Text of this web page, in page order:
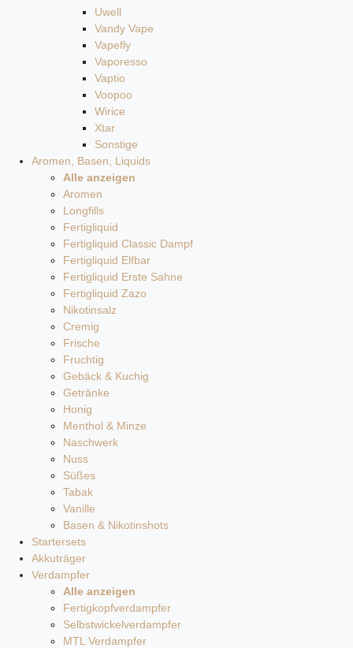
Uwell
Vandy Vape
Vapefly
Vaporesso
Vaptio
Voopoo
Wirice
Xtar
Sonstige
Aromen, Basen, Liquids
Alle anzeigen
Aromen
Longfills
Fertigliquid
Fertigliquid Classic Dampf
Fertigliquid Elfbar
Fertigliquid Erste Sahne
Fertigliquid Zazo
Nikotinsalz
Cremig
Frische
Fruchtig
Gebäck & Kuchig
Getränke
Honig
Menthol & Minze
Naschwerk
Nuss
Süßes
Tabak
Vanille
Basen & Nikotinshots
Startersets
Akkuträger
Verdampfer
Alle anzeigen
Fertigkopfverdampfer
Selbstwickelverdampfer
MTL Verdampfer